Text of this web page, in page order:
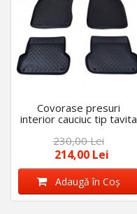
Covorase presuri
interior cauciuc tip tavita
Audi A4 B7 2005-2008
230,00 Lei
214,00 Lei
Adaugă în Coş